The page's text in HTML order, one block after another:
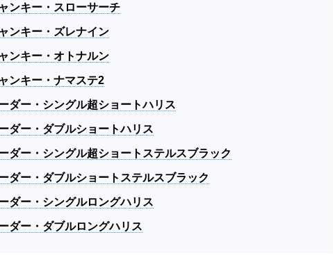
ンキー・スローサーチ
ンキー・ズレナイン
ンキー・オトナルン
ンキー・ナマステ2
ダー・シングル超ショートハリス
ダー・ダブルショートハリス
ダー・シングル超ショートステルスブラック
ダー・ダブルショートステルスブラック
ダー・シングルロングハリス
ダー・ダブルロングハリス